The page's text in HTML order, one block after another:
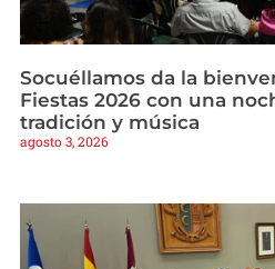
Socuéllamos da la
Fiestas 2026 con una
tradición y música
agosto 3, 2026